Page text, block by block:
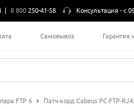
8 800 250-41-58 Консультация -с
Самовывоз Гарантия
FTP 6 Патч-корд Cabeus PC-FTP-